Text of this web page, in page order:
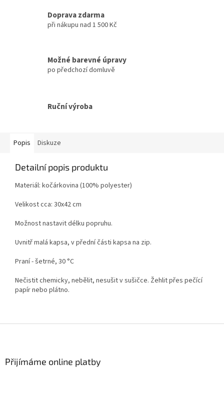
Doprava zdarma
při nákupu nad 1 500 Kč
Možné barevné úpravy
po předchozí domluvě
Ruční výroba
Popis Diskuze
Detailní popis produktu
Materiál: kočárkovina (100% polyester)
Velikost cca: 30x42 cm
Možnost nastavit délku popruhu.
Uvnitř malá kapsa, v přední části kapsa na zip.
Praní - šetrné, 30 °C
Nečistit chemicky, nebělit, nesušit v sušičce. Žehlit přes pečící
papír nebo plátno.
Přijímáme online platby